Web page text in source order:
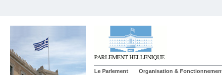
Le Parlement Organisation &